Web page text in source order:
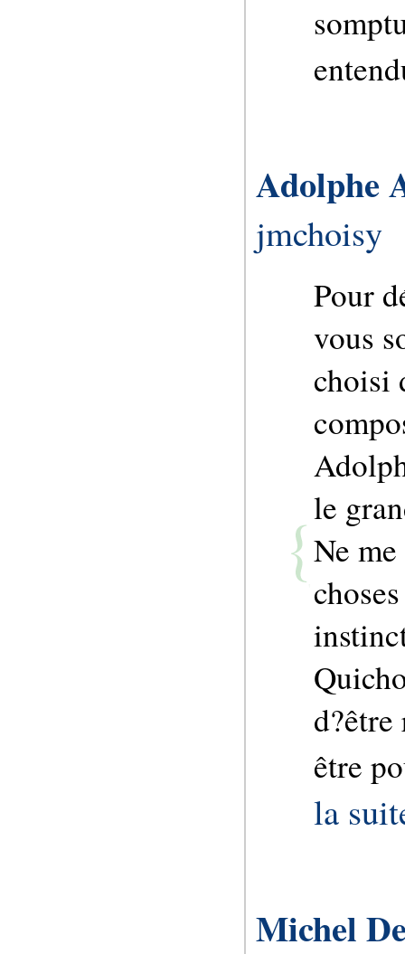
Adolphe
jmchoisy
Pour
vous
choisi
le
Ne
d?être
être
la
Michel